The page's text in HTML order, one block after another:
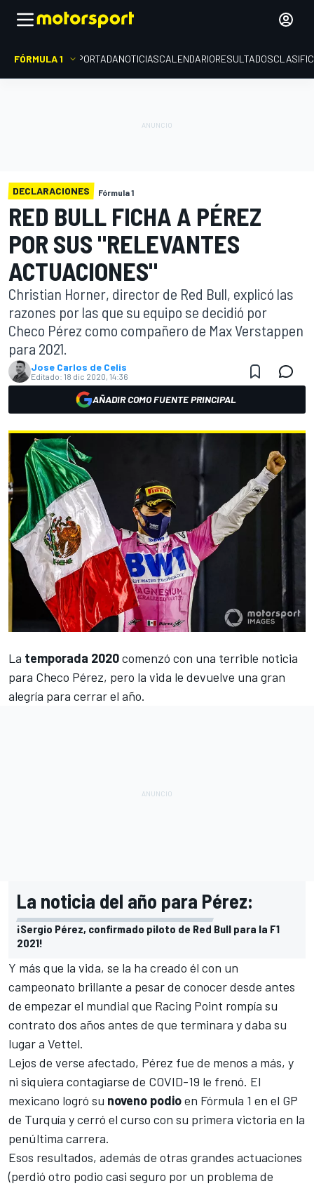
FÓRMULA 1 PORTADANOTICIASCALENDARIORESULTADOS
DECLARACIONES Fórmula 1
RED BULL FICHA A PÉREZ
POR SUS "RELEVANTES
ACTUACIONES"
Christian Horner, director de Red Bull, explicó las
razones por las que su equipo se decidió por
Checo Pérez como compañero de Max Verstappen
para 2021.
Jose Carlos de Celis
Editado: 18 dic 2020, 14:36
AÑADIR COMO FUENTE PRINCIPAL
La temporada 2020comenzó con una terrible noticia
para Checo Pérez, pero la vida le devuelve una gran
alegría para cerrar el año.
La noticia del año para Pérez:
¡Sergio Pérez, confirmado piloto de Red Bull para la F1
2021!
Y más que la vida, se la ha creado él con un
campeonato brillante a pesar de conocer desde antes
de empezar el mundial que Racing Point rompía su
contrato dos años antes de que terminara y daba su
lugar a Vettel.
Lejos de verse afectado, Pérez fue de menos a más, y
ni siquiera contagiarse de COVID-19 le frenó. El
mexicano logró su noveno podioen Fórmula 1 en el GP
de Turquía y cerró el curso con su primera victoria en la
penúltima carrera.
Esos resultados, además de otras grandes actuaciones
(perdió otro podio casi seguro por un problema de